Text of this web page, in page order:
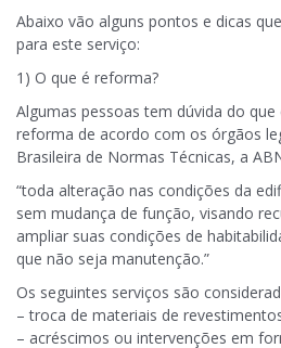
Abaixo vão alguns pontos e dicas
para este serviço:
1) O que é reforma?
Algumas pessoas tem dúvida do
reforma de acordo com os órgãos
Brasileira de Normas Técnicas, a
“toda alteração nas condições da
sem mudança de função, visando
ampliar suas condições de
que não seja manutenção.”
Os seguintes serviços são
– troca de materiais de
– acréscimos ou intervenções em